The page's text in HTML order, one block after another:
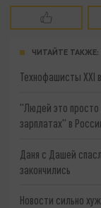
ЧИТАЙТЕ ТАКЖЕ:
Технофашисты XXI
"Людей это
зарплатах" в
Даня с Дашей
закончились
Новости сильно